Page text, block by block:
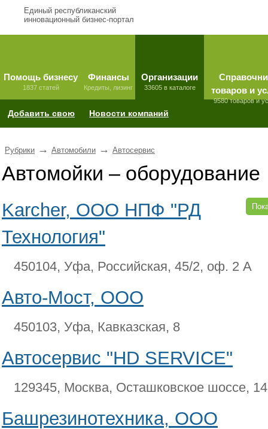
Единый республиканский
инновационный бизнес-портал
Помощь бизнесу
1837 статей
Финансы
Кредиты, лизинг
Организации
33605 в каталоге
товаров и
9580 товаров и
Добавить свою Новости компаний
Рубрики → Автомобили → Автосервис
Автомойки – оборудование
Karcher, ООО НПФ "РД
Технология"
450104, Уфа, Российская, 45/2, оф. 2 А
Авто-Мост, ООО
450103, Уфа, Кавказская, 8
Автосервис "HD SERVICE"
129345, Москва, Осташковское шоссе,
Башрезинотехника, ООО